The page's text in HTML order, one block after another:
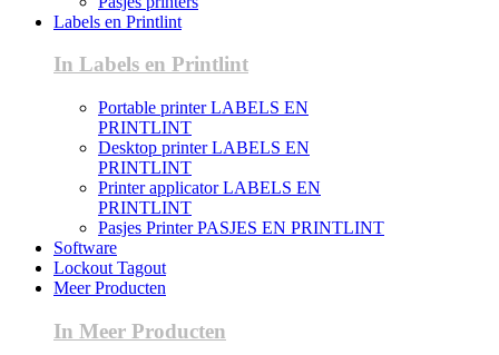
Labels en Printlint
In Labels en Printlint
Portable printer LABELS EN
PRINTLINT
Desktop printer LABELS EN
PRINTLINT
Printer applicator LABELS EN
PRINTLINT
Pasjes Printer PASJES EN PRINTLINT
Software
Lockout Tagout
Meer Producten
In Meer Producten